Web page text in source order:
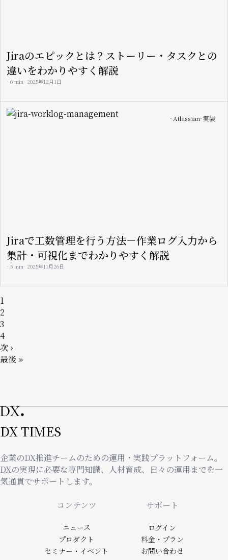
Jiraのエピックとは？ストーリー・タスクとの
違いをわかりやすく解説
6 min 2025年12月1日
Image Atlassian 実装
Jiraで工数管理を行う方法－作業ログ入力から
集計・可視化までわかりやすく解説
5 min 2025年11月26日
ペ
ー
ジ
送
り
ペ
ー
ジ
1
ペ
ー
ジ
2
ペ
ー
ジ
3
ペ
ー
ジ
4
次
ペ
次 ›
最
ジ
最後 »
DX TIMES
企業のDX推進チームのための運用・実践プラットフォーム。
DXの実現に必要な専門知識、人材育成、日々の運用までを一
気通貫でサポートします。
コンテンツ
ニュース
プロダクト
セミナー・イベント
サポート
ログイン
料金・プラン
お問い合わせ